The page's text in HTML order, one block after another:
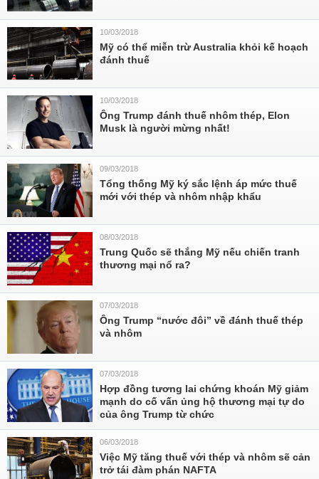
10/03/2018
Mỹ có thể miễn trừ Australia khỏi kế hoạch
đánh thuế
10/03/2018
Ông Trump đánh thuế nhôm thép, Elon
Musk là người mừng nhất!
09/03/2018
Tổng thống Mỹ ký sắc lệnh áp mức thuế
mới với thép và nhôm nhập khẩu
08/03/2018
Trung Quốc sẽ thắng Mỹ nếu chiến tranh
thương mại nổ ra?
07/03/2018
Ông Trump “nước đôi” về đánh thuế thép
và nhôm
07/03/2018
Hợp đồng tương lai chứng khoán Mỹ giảm
mạnh do cố vấn ủng hộ thương mại tự do
của ông Trump từ chức
06/03/2018
Việc Mỹ tăng thuế với thép và nhôm sẽ cản
trở tái đàm phán NAFTA